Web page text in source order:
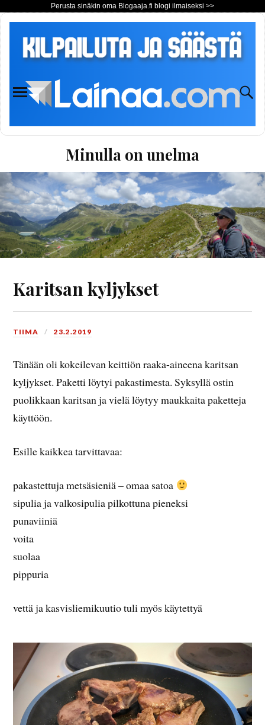
Perusta sinäkin oma Blogaaja.fi blogi ilmaiseksi >>
Minulla on unelma
Karitsan kyljykset
TIIMA 23.2.2019
Tänään oli kokeilevan keittiön raaka-aineena karitsan
kyljykset. Paketti löytyi pakastimesta. Syksyllä ostin
puolikkaan karitsan ja vielä löytyy maukkaita paketteja
käyttöön.
Esille kaikkea tarvittavaa:
pakastettuja metsäsieniä – omaa satoa
sipulia ja valkosipulia pilkottuna pieneksi
punaviiniä
voita
suolaa
pippuria
vettä ja kasvisliemikuutio tuli myös käytettyä